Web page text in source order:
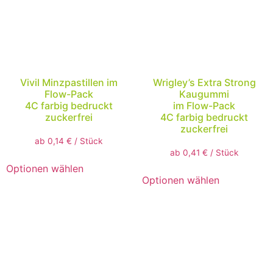
Vivil Minzpastillen im
Flow-Pack
4C farbig bedruckt
zuckerfrei
ab0,14€ / Stück
Optionen wählen
Wrigley’s Extra Strong
Kaugummi
im Flow-Pack
4C farbig bedruckt
zuckerfrei
ab0,41€ / Stück
Optionen wählen